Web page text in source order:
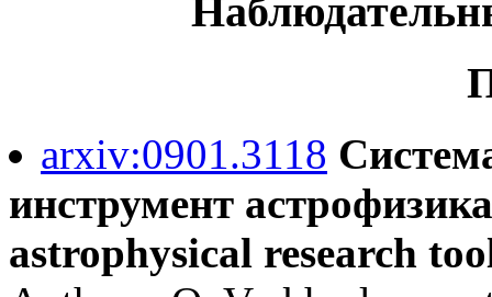
arxiv:0901.3118
инструмент
astrophysical research